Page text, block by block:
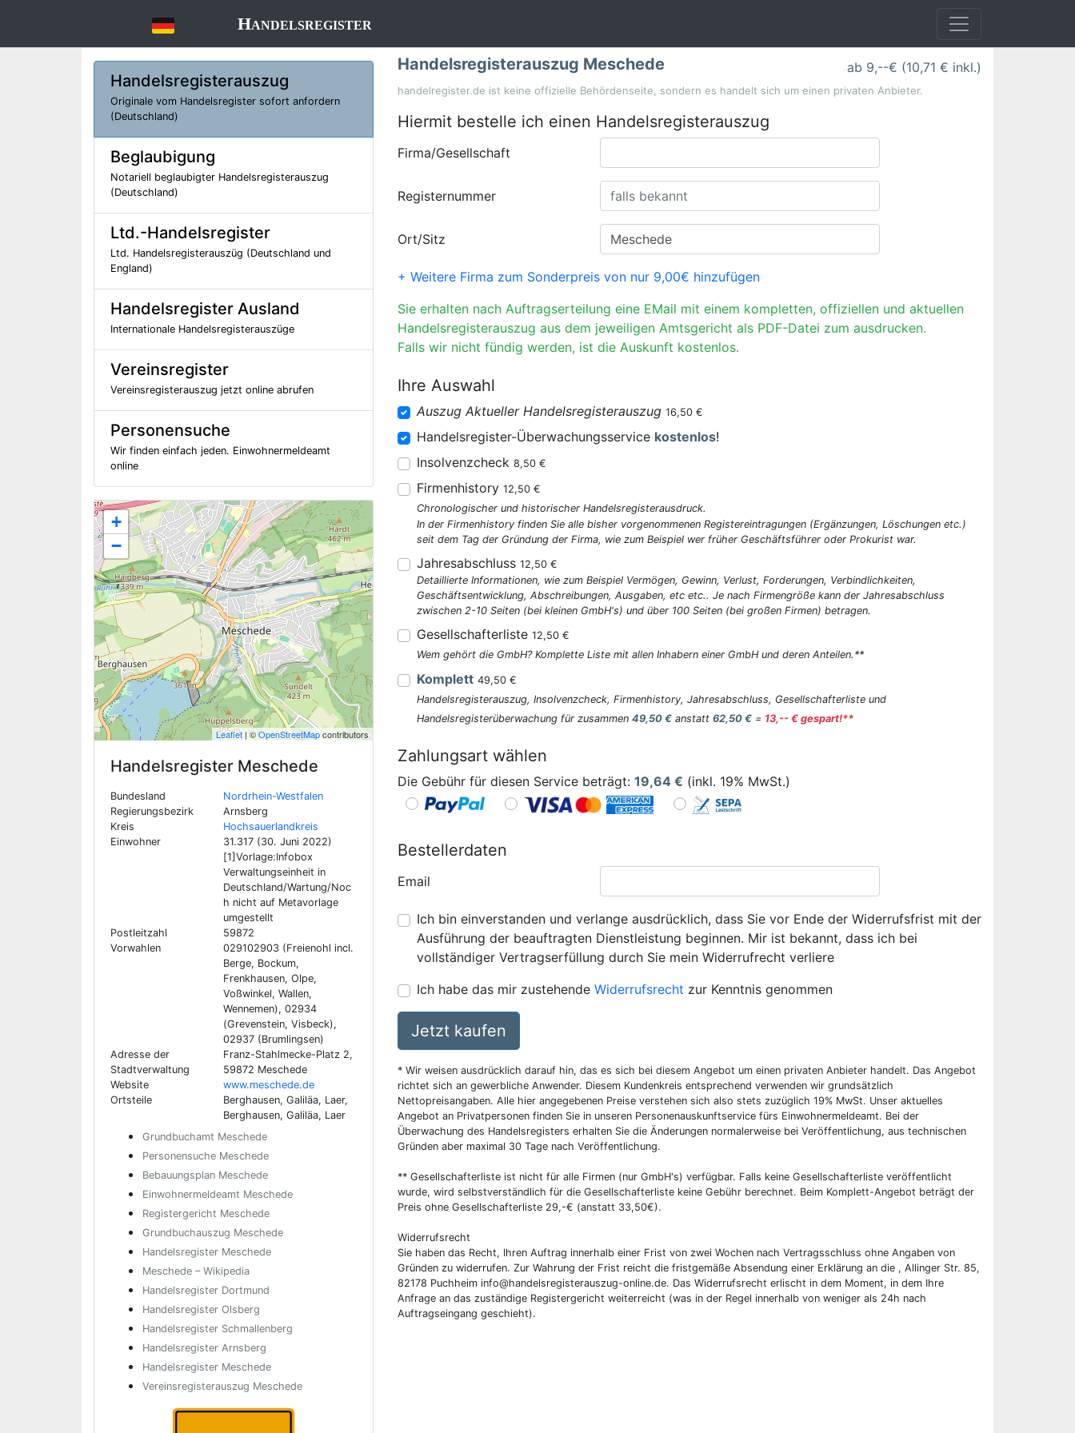
Handelsregister
Handelsregisterauszug
Originale vom Handelsregister sofort anfordern
(Deutschland)
Beglaubigung
Notariell beglaubigter Handelsregisterauszug
(Deutschland)
Ltd.-Handelsregister
Ltd. Handelsregisterauszüg (Deutschland und
England)
Handelsregister Ausland
Internationale Handelsregisterauszüge
Vereinsregister
Vereinsregisterauszug jetzt online abrufen
Personensuche
Wir finden einfach jeden. Einwohnermeldeamt
online
+
−
Leaflet| ©OpenStreetMapcontributors
Handelsregister Meschede
Bundesland
Nordrhein-Westfalen
Regierungsbezirk
Arnsberg
Kreis
Hochsauerlandkreis
Einwohner
31.317 (30. Juni 2022)
[1]Vorlage:Infobox
Verwaltungseinheit in
Deutschland/Wartung/Noc
h nicht auf Metavorlage
umgestellt
Postleitzahl
59872
Vorwahlen
029102903 (Freienohl incl.
Berge, Bockum,
Frenkhausen, Olpe,
Voßwinkel, Wallen,
Wennemen), 02934
(Grevenstein, Visbeck),
02937 (Brumlingsen)
Adresse der
Stadtverwaltung
Franz-Stahlmecke-Platz 2,
59872 Meschede
Website
www.meschede.de
Ortsteile
Berghausen, Galiläa, Laer,
Berghausen, Galiläa, Laer
Grundbuchamt Meschede
Personensuche Meschede
Bebauungsplan Meschede
Einwohnermeldeamt Meschede
Registergericht Meschede
Grundbuchauszug Meschede
Handelsregister Meschede
Meschede – Wikipedia
Handelsregister Dortmund
Handelsregister Olsberg
Handelsregister Schmallenberg
Handelsregister Arnsberg
Handelsregister Meschede
Vereinsregisterauszug Meschede
Handelsregisterauszug Meschede ab 9,--€ (10,71 € inkl.)
handelregister.de ist keine offizielle Behördenseite, sondern es handelt sich um einen privaten Anbieter.
Hiermit bestelle ich einen Handelsregisterauszug
Firma/Gesellschaft
Registernummer
Ort/Sitz
+ Weitere Firma zum Sonderpreis von nur 9,00€ hinzufügen
Sie erhalten nach Auftragserteilung eine EMail mit einem kompletten, offiziellen und aktuellen
Handelsregisterauszug aus dem jeweiligen Amtsgericht als PDF-Datei zum ausdrucken.
Falls wir nicht fündig werden, ist die Auskunft kostenlos.
Ihre Auswahl
Auszug Aktueller Handelsregisterauszug 16,50 €
Handelsregister-Überwachungsservice kostenlos!
Insolvenzcheck 8,50 €
Firmenhistory 12,50 €
Chronologischer und historischer Handelsregisterausdruck.
In der Firmenhistory finden Sie alle bisher vorgenommenen Registereintragungen (Ergänzungen, Löschungen etc.)
seit dem Tag der Gründung der Firma, wie zum Beispiel wer früher Geschäftsführer oder Prokurist war.
Jahresabschluss 12,50 €
Detaillierte Informationen, wie zum Beispiel Vermögen, Gewinn, Verlust, Forderungen, Verbindlichkeiten,
Geschäftsentwicklung, Abschreibungen, Ausgaben, etc etc.. Je nach Firmengröße kann der Jahresabschluss
zwischen 2-10 Seiten (bei kleinen GmbH's) und über 100 Seiten (bei großen Firmen) betragen.
Gesellschafterliste 12,50 €
Wem gehört die GmbH? Komplette Liste mit allen Inhabern einer GmbH und deren Anteilen.**
Komplett 49,50 €
Handelsregisterauszug, Insolvenzcheck, Firmenhistory, Jahresabschluss, Gesellschafterliste und
Handelsregisterüberwachung für zusammen 49,50 € anstatt 62,50 € = 13,-- € gespart!**
Zahlungsart wählen
Die Gebühr für diesen Service beträgt: 19,64 € (inkl. 19% MwSt.)
Bestellerdaten
Email
Ich bin einverstanden und verlange ausdrücklich, dass Sie vor Ende der Widerrufsfrist mit der
Ausführung der beauftragten Dienstleistung beginnen. Mir ist bekannt, dass ich bei
vollständiger Vertragserfüllung durch Sie mein Widerrufrecht verliere
Ich habe das mir zustehende Widerrufsrecht zur Kenntnis genommen
Jetzt kaufen
* Wir weisen ausdrücklich darauf hin, das es sich bei diesem Angebot um einen privaten Anbieter handelt. Das Angebot
richtet sich an gewerbliche Anwender. Diesem Kundenkreis entsprechend verwenden wir grundsätzlich
Nettopreisangaben. Alle hier angegebenen Preise verstehen sich also stets zuzüglich 19% MwSt. Unser aktuelles
Angebot an Privatpersonen finden Sie in unseren Personenauskunftservice fürs Einwohnermeldeamt. Bei der
Überwachung des Handelsregisters erhalten Sie die Änderungen normalerweise bei Veröffentlichung, aus technischen
Gründen aber maximal 30 Tage nach Veröffentlichung.
** Gesellschafterliste ist nicht für alle Firmen (nur GmbH's) verfügbar. Falls keine Gesellschafterliste veröffentlicht
wurde, wird selbstverständlich für die Gesellschafterliste keine Gebühr berechnet. Beim Komplett-Angebot beträgt der
Preis ohne Gesellschafterliste 29,-€ (anstatt 33,50€).
Widerrufsrecht
Sie haben das Recht, Ihren Auftrag innerhalb einer Frist von zwei Wochen nach Vertragsschluss ohne Angaben von
Gründen zu widerrufen. Zur Wahrung der Frist reicht die fristgemäße Absendung einer Erklärung an die , Allinger Str. 85,
82178 Puchheim info@handelsregisterauszug-online.de. Das Widerrufsrecht erlischt in dem Moment, in dem Ihre
Anfrage an das zuständige Registergericht weiterreicht (was in der Regel innerhalb von weniger als 24h nach
Auftragseingang geschieht).